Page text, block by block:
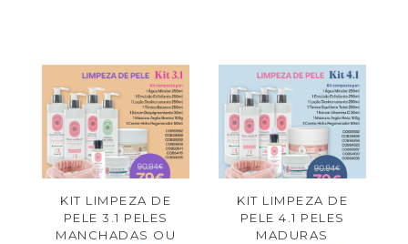
KIT LIMPEZA DE
PELE 3.1 PELES
MANCHADAS OU
KIT LIMPEZA DE
PELE 4.1 PELES
MADURAS